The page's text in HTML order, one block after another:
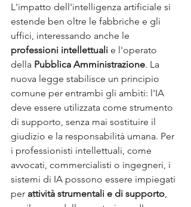
L'impatto dell'intelligenza artificiale si
estende ben oltre le fabbriche e gli
uffici, interessando anche le
professioni intellettuali e l'operato
della Pubblica Amministrazione. La
nuova legge stabilisce un principio
comune per entrambi gli ambiti: l'IA
deve essere utilizzata come strumento
di supporto, senza mai sostituire il
giudizio e la responsabilità umana. Per
i professionisti intellettuali, come
avvocati, commercialisti o ingegneri, i
sistemi di IA possono essere impiegati
per attività strumentali e di supporto